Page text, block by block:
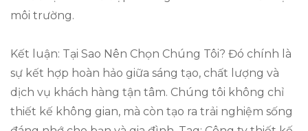
môi trường.
Kết luận: Tại Sao Nên Chọn Chúng Tôi? Đó chính là
sự kết hợp hoàn hảo giữa sáng tạo, chất lượng và
dịch vụ khách hàng tận tâm. Chúng tôi không chỉ
thiết kế không gian, mà còn tạo ra trải nghiệm sống